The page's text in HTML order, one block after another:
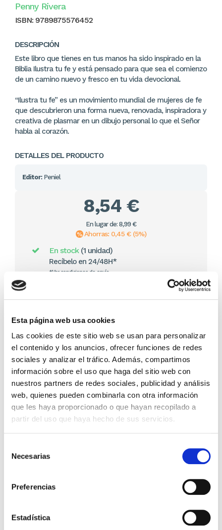
Esta página web usa cookies
Las cookies de este sitio web se usan para personalizar
el contenido y los anuncios, ofrecer funciones de redes
sociales y analizar el tráfico. Además, compartimos
información sobre el uso que haga del sitio web con
nuestros partners de redes sociales, publicidad y análisis
web, quienes pueden combinarla con otra información
que les haya proporcionado o que hayan recopilado a
partir del uso que haya hecho de sus servicios.
Necesarias
Preferencias
Estadística
Penny Rivera
ISBN: 9789875576452
DESCRIPCIÓN
Este libro que tienes en tus manos ha sido inspirado en la
Biblia Ilustra tu fe y está pensado para que sea el comienzo
de un camino nuevo y fresco en tu vida devocional.
“Ilustra tu fe” es un movimiento mundial de mujeres de fe
que descubrieron una forma nueva, renovada, inspiradora y
creativa de plasmar en un dibujo personal lo que el Señor
habla al corazón.
DETALLES DEL PRODUCTO
Editor: Peniel
8,54 €
En lugar de: 8,99 €
Ahorras: 0,45 € (5%)
En stock (1 unidad)
Recíbelo en 24/48H*
*Ver condiciones de envío
Cantidad
Comprar ahora
en pedidos de + 30€
(SIN IVA).
Los que compraron este
producto, también
compraron